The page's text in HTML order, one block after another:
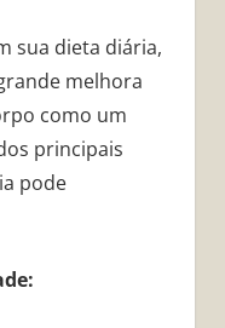
sua dieta diária,
melhora
como um
principais
pode